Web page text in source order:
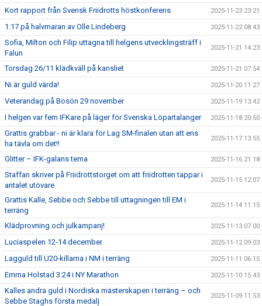
Kort rapport från Svensk Friidrotts höstkonferens 2025-11-23 23:21
1:17 på halvmaran av Olle Lindeberg 2025-11-22 08:43
Sofia, Milton och Filip uttagna till helgens utvecklingsträff i
Falun
2025-11-21 14:23
Torsdag 26/11 klädkväll på kansliet 2025-11-21 07:54
Ni är guld värda! 2025-11-20 11:27
Veterandag på Bosön 29 november 2025-11-19 13:42
I helgen var fem IFKare på läger för Svenska Löpartalanger 2025-11-18 20:50
Grattis grabbar - ni är klara för Lag SM-finalen utan att ens
ha tävla om det!!
2025-11-17 13:55
Glitter – IFK-galans tema 2025-11-16 21:18
Staffan skriver på Friidrottstorget om att friidrotten tappar i
antalet utövare
2025-11-15 12:07
Grattis Kalle, Sebbe och Sebbe till uttagningen till EM i
terräng
2025-11-14 11:15
Klädprovning och julkampanj! 2025-11-13 07:00
Luciaspelen 12-14 december 2025-11-12 09:03
Lagguld till U20-killarna i NM i terräng 2025-11-11 06:15
Emma Holstad 3:24 i NY Marathon 2025-11-10 15:43
Kalles andra guld i Nordiska mästerskapen i terräng – och
Sebbe Staghs första medalj
2025-11-09 11:53